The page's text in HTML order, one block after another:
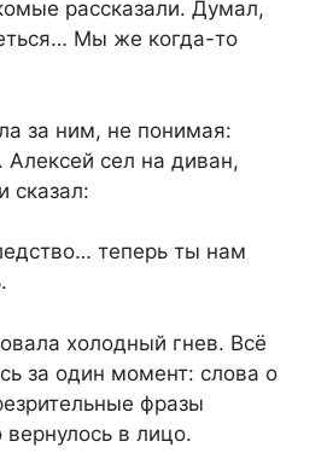
рассказали. Думал,
Мы же когда-то
за ним, не понимая:
сел на диван,
сказал:
теперь ты нам
холодный гнев. Всё
за один момент: слова о
фразы
вернулось в лицо.